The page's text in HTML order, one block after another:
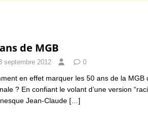
de MGB
septembre 2012 0
en effet marquer les 50 ans de la MGB
? En confiant le volant d’une version
Jean-Claude […]